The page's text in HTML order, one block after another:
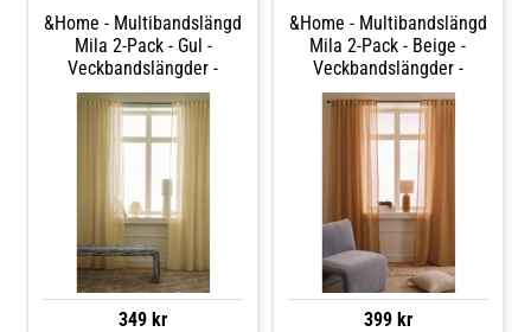
&Home - Multibandslängd
Mila 2-Pack - Gul -
Veckbandslängder -
349 kr
&Home - Multibandslängd
Mila 2-Pack - Beige -
Veckbandslängder -
399 kr